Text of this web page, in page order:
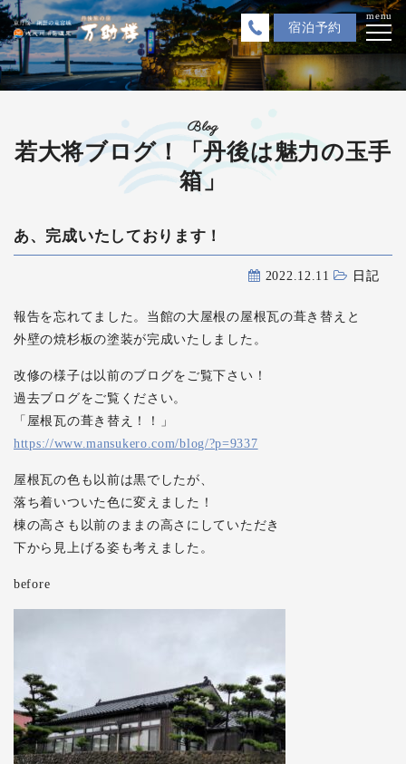
宿泊予約
menu
Blog
若大将ブログ！「丹後は魅力の玉手
箱」
あ、完成いたしております！
2022.12.11 日記
報告を忘れてました。当館の大屋根の屋根瓦の葺き替えと
外壁の焼杉板の塗装が完成いたしました。
改修の様子は以前のブログをご覧下さい！
過去ブログをご覧ください。
「屋根瓦の葺き替え！！」
https://www.mansukero.com/blog/?p=9337
屋根瓦の色も以前は黒でしたが、
落ち着いついた色に変えました！
棟の高さも以前のままの高さにしていただき
下から見上げる姿も考えました。
before